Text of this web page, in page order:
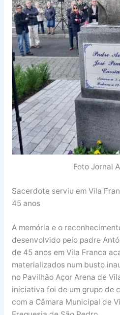
Foto Jornal
Sacerdote serviu em Vila
45 anos
A memória e o
desenvolvido pelo padre
de 45 anos em Vila Franca
materializados num busto
no Pavilhão Açor Arena de
iniciativa foi de um grupo de
com a Câmara Municipal de